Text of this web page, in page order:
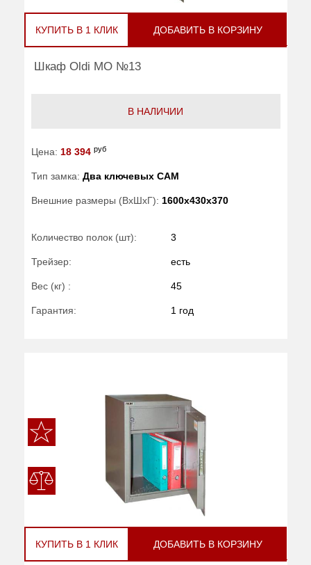
КУПИТЬ В 1 КЛИК ДОБАВИТЬ В КОРЗИНУ
Шкаф Oldi МО №13
В НАЛИЧИИ
Цена: 18 394 руб
Тип замка: Два ключевых САМ
Внешние размеры (ВхШхГ): 1600x430x370
Количество полок (шт): 3
Трейзер: есть
Вес (кг) : 45
Гарантия: 1 год
КУПИТЬ В 1 КЛИК ДОБАВИТЬ В КОРЗИНУ